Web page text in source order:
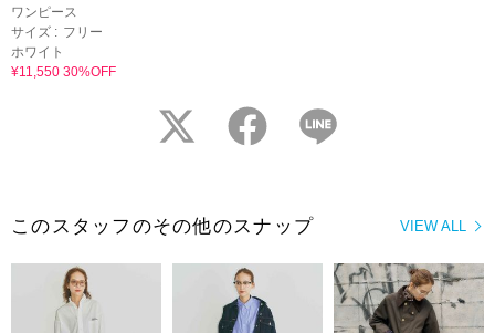
ワンピース
サイズ : フリー
ホワイト
¥11,550 30%OFF
twitter facebook
VIEW ALL
このスタッフのその他のスナップ